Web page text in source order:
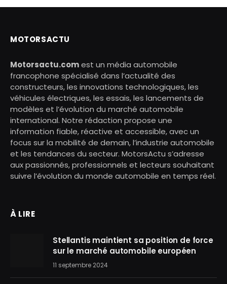
MOTORSACTU
Motorsactu.comest un média automobile
francophone spécialisé dans l’actualité des
constructeurs, les innovations technologiques, les
véhicules électriques, les essais, les lancements de
modèles et l’évolution du marché automobile
international. Notre rédaction propose une
information fiable, réactive et accessible, avec un
focus sur la mobilité de demain, l’industrie automobile
et les tendances du secteur. MotorsActu s’adresse
aux passionnés, professionnels et lecteurs souhaitant
suivre l’évolution du monde automobile en temps réel.
À LIRE
Stellantis maintient sa position de force
sur le marché automobile européen
11 septembre 2024